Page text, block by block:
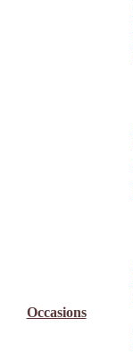
Occasions